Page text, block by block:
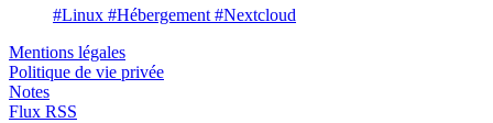
#Linux #Hébergement #Nextcloud
Mentions légales
Politique de vie privée
Notes
Flux RSS